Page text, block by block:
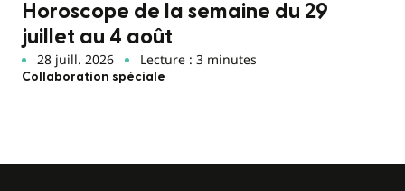
Horoscope de la semaine du 29
juillet au 4 août
28 juill. 2026 Lecture : 3 minutes
Collaboration spéciale